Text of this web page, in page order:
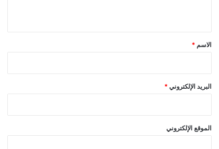
*
الاسم *
البريد الإلكتروني *
الموقع الإلكتروني